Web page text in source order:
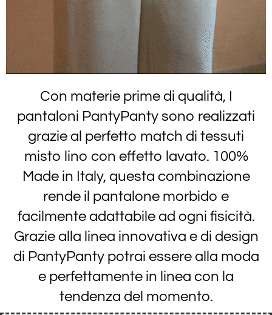
Con materie prime di qualità, I
pantaloni PantyPanty sono realizzati
grazie al perfetto match di tessuti
misto lino con effetto lavato. 100%
Made in Italy, questa combinazione
rende il pantalone morbido e
facilmente adattabile ad ogni fisicità.
Grazie alla linea innovativa e di design
di PantyPanty potrai essere alla moda
e perfettamente in linea con la
tendenza del momento.